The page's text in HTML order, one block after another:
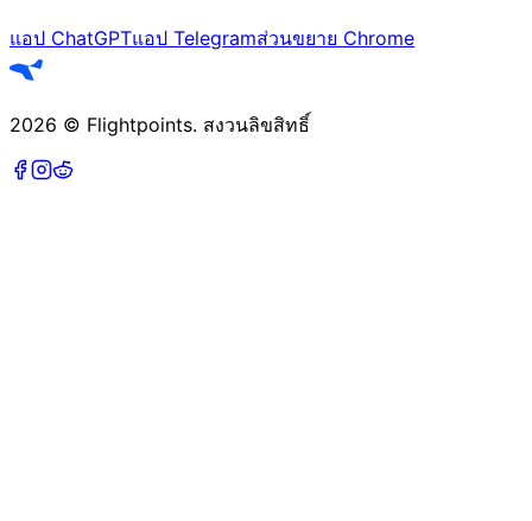
แอป ChatGPTแอป Telegramส่วนขยาย Chrome
2026 © Flightpoints. สงวนลิขสิทธิ์